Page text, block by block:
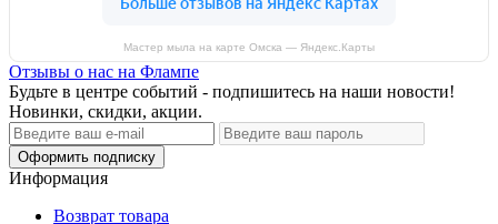
Мастер мыла на карте Омска — Яндекс.Карты
Отзывы о нас на Флампе
Будьте в центре событий - подпишитесь на наши новости!
Новинки, скидки, акции.
Оформить подписку
Информация
Возврат товара